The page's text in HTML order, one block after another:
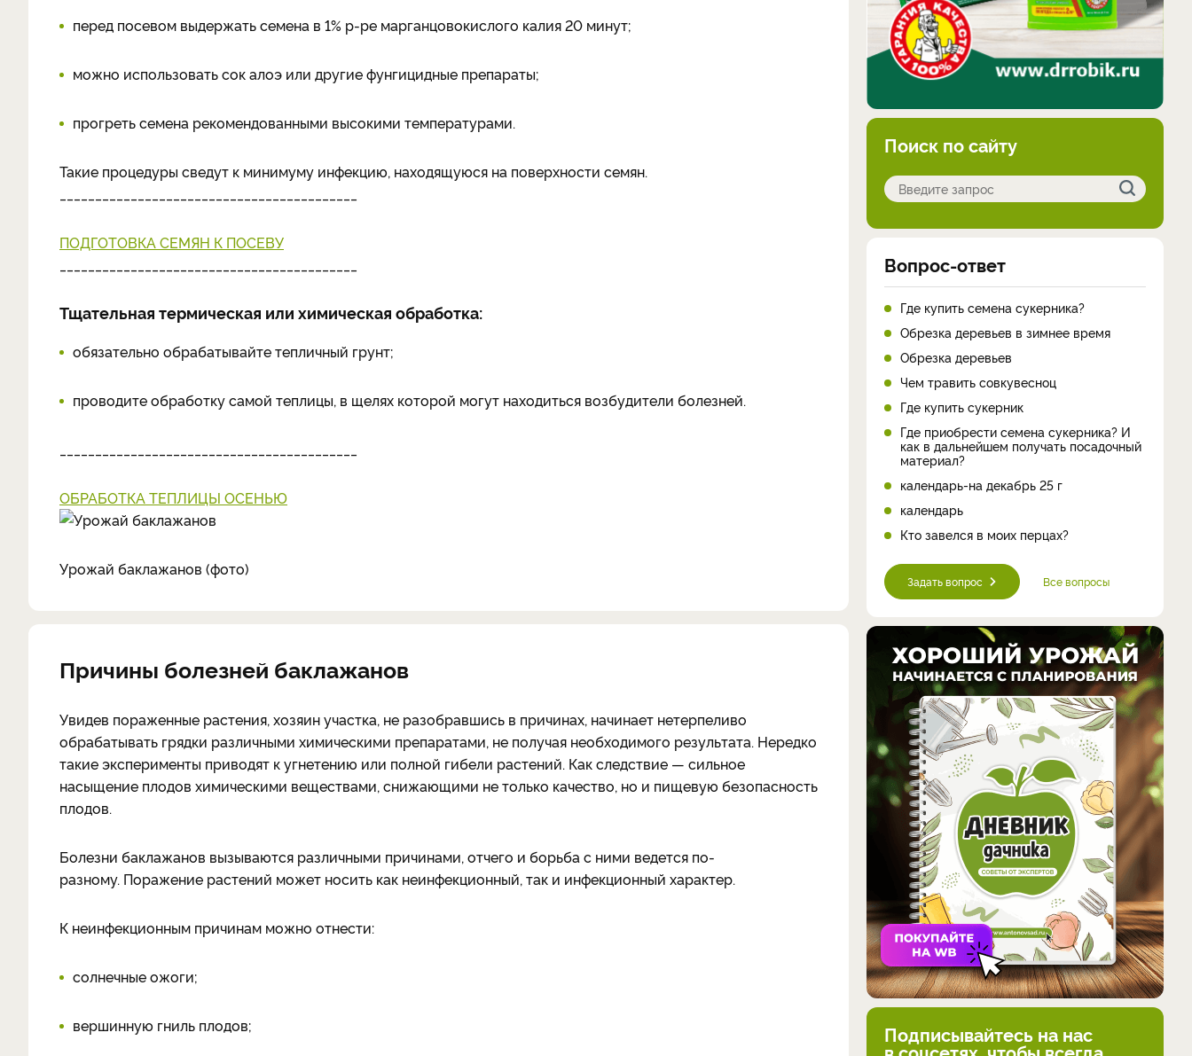
перед посевом выдержать семена в 1% р-ре марганцовокислого калия 20 минут;
можно использовать сок алоэ или другие фунгицидные препараты;
прогреть семена рекомендованными высокими температурами.
Такие процедуры сведут к минимуму инфекцию, находящуюся на поверхности семян.
ПОДГОТОВКА СЕМЯН К ПОСЕВУ
Тщательная термическая или химическая обработка:
обязательно обрабатывайте тепличный грунт;
проводите обработку самой теплицы, в щелях которой могут находиться возбудители болезней.
ОБРАБОТКА ТЕПЛИЦЫ ОСЕНЬЮ
Урожай баклажанов (фото)
Причины болезней баклажанов
Увидев пораженные растения, хозяин участка, не разобравшись в причинах, начинает нетерпеливо
обрабатывать грядки различными химическими препаратами, не получая необходимого результата. Нередко
такие эксперименты приводят к угнетению или полной гибели растений. Как следствие — сильное
насыщение плодов химическими веществами, снижающими не только качество, но и пищевую безопасность
плодов.
Болезни баклажанов вызываются различными причинами, отчего и борьба с ними ведется по-
разному. Поражение растений может носить как неинфекционный, так и инфекционный характер.
К неинфекционным причинам можно отнести:
солнечные ожоги;
вершинную гниль плодов;
Поиск по сайту
Вопрос-ответ
Где купить семена сукерника?
Обрезка деревьев в зимнее время
Обрезка деревьев
Чем травить совкувесноц
Где купить сукерник
Где приобрести семена сукерника? И
как в дальнейшем получать посадочный
материал?
календарь-на декабрь 25 г
календарь
Кто завелся в моих перцах?
Задать вопрос Все вопросы
Подписывайтесь на нас